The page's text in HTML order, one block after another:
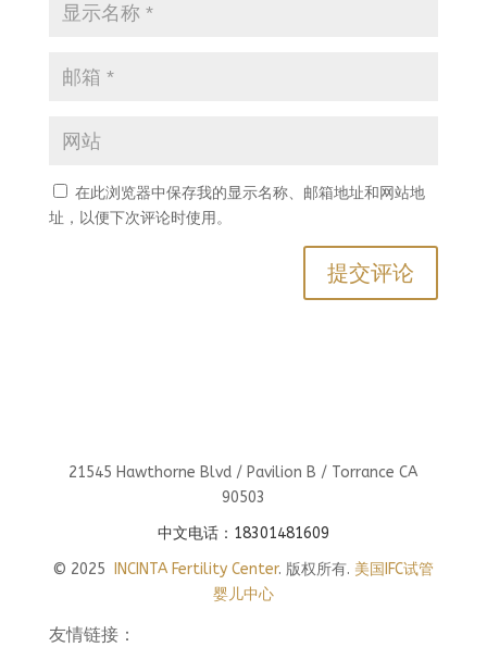
在此浏览器中保存我的显示名称、邮箱地址和网站地
址，以便下次评论时使用。
21545 Hawthorne Blvd / Pavilion B / Torrance CA
90503
中文电话：18301481609
© 2025
INCINTA Fertility Center. 版权所有. 美国IFC试管
婴儿中心
友情链接：